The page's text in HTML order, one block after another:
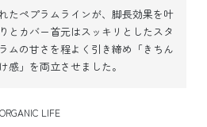
たペプラムラインが、脚長効果を叶
とカバー首元はスッキリとしたスタ
ムの甘さを程よく引き締め「きちん
感」を両立させました。
ORGANIC LIFE